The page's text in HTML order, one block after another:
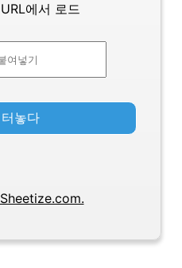
URL에서 로드
터놓다
Sheetize.com.